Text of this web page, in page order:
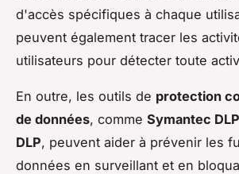
d'accès spécifiques à chaque
peuvent également tracer les
utilisateurs pour détecter toute
En outre, les outils de protection
de données, comme Symantec DLP
DLP, peuvent aider à prévenir les
données en surveillant et en